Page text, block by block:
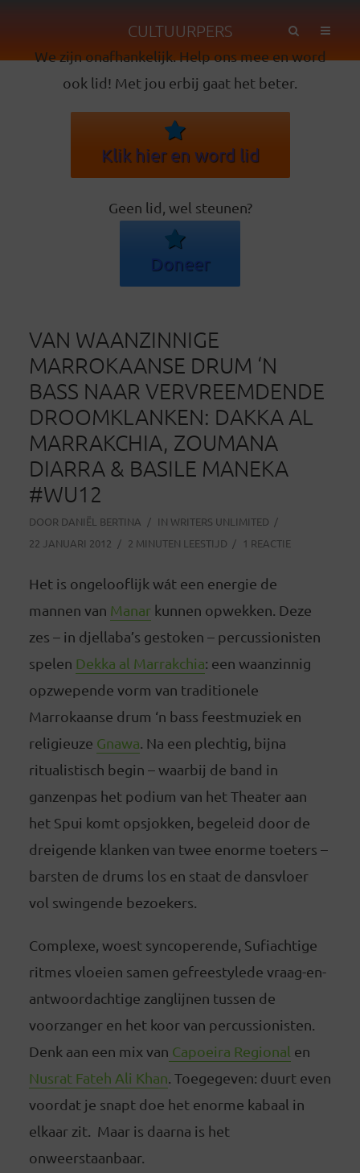
CULTUURPERS
We zijn onafhankelijk. Help ons mee en word
ook lid! Met jou erbij gaat het beter.
Klik hier en word lid
Geen lid, wel steunen?
Doneer
VAN WAANZINNIGE
MARROKAANSE DRUM ‘N
BASS NAAR VERVREEMDENDE
DROOMKLANKEN: DAKKA AL
MARRAKCHIA, ZOUMANA
DIARRA & BASILE MANEKA
#WU12
DOOR DANIËL BERTINA IN WRITERS UNLIMITED
22 JANUARI 2012
2 MINUTEN LEESTIJD 1 REACTIE
Het is ongelooflijk wát een energie de
mannen van Manarkunnen opwekken. Deze
zes – in djellaba’s gestoken – percussionisten
spelen Dekka al Marrakchia: een waanzinnig
opzwepende vorm van traditionele
Marrokaanse drum ‘n bass feestmuziek en
religieuze Gnawa . Na een plechtig, bijna
ritualistisch begin – waarbij de band in
ganzenpas het podium van het Theater aan
het Spui komt opsjokken, begeleid door de
dreigende klanken van twee enorme toeters –
barsten de drums los en staat de dansvloer
vol swingende bezoekers.
Complexe, woest syncoperende, Sufiachtige
ritmes vloeien samen gefreestylede vraag-en-
antwoordachtige zanglijnen tussen de
voorzanger en het koor van percussionisten.
Denk aan een mix van Capoeira Regional en
Nusrat Fateh Ali Khan . Toegegeven: duurt even
voordat je snapt doe het enorme kabaal in
elkaar zit. Maar is daarna is het
onweerstaanbaar.